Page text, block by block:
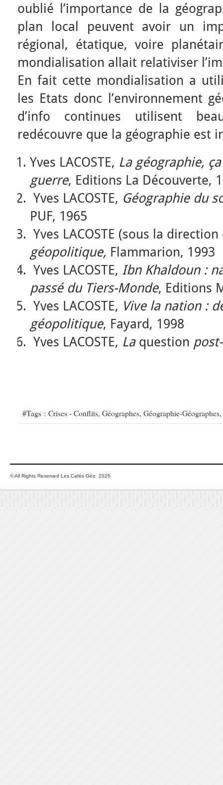
oublié l’importance de la
plan local peuvent avoir un
régional, étatique, voire
mondialisation allait relativiser
En fait cette mondialisation a
les Etats donc l’environnement
d’info continues utilisent
redécouvre que la géographie est
Yves LACOSTE, La géographie,
guerre, Editions La Découverte,
Yves LACOSTE, Géographie du
PUF, 1965
Yves LACOSTE (sous la
géopolitique, Flammarion, 1993
Yves LACOSTE, Ibn Khaldoun :
passé du Tiers-Monde, Editions
Yves LACOSTE, Vive la nation :
géopolitique, Fayard, 1998
Yves LACOSTE, La question
#Tags : Crises - Conflits, Géographes, Géographie-Géographes,
© All Rights Reserved Les Cafés Géo 2026